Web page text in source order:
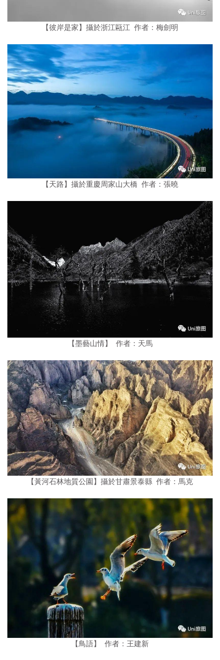
【彼岸是家】攝於浙江甌江 作者：梅劍明
【天路】攝於重慶周家山大橋 作者：張曉
【墨藝山情】 作者：天馬
【黃河石林地質公園】攝於甘肅景泰縣 作者：馬克
【鳥語】 作者：王建新